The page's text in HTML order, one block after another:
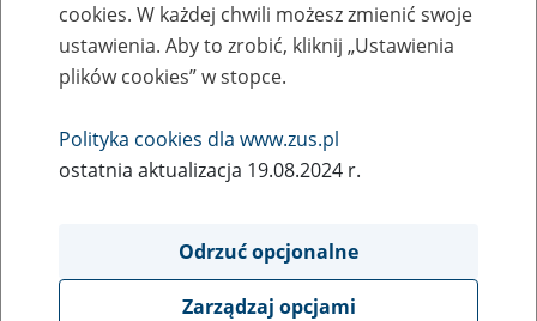
Zaproś ZUS do siebie - zakładanie profili
eZUS w siedzibie Twojej firmy
Rodzaj wydarzenia
Szkolenia
obsługa klientów
cookies. W każdej chwili możesz zmienić swoje
ustawienia. Aby to zrobić, kliknij „Ustawienia
plików cookies” w stopce.
Polityka cookies dla www.zus.pl
ostatnia aktualizacja 19.08.2024 r.
Odrzuć opcjonalne
Zarządzaj opcjami